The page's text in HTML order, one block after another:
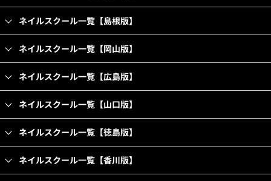
ネイルスクール一覧【島根版】
ネイルスクール一覧【岡山版】
ネイルスクール一覧【広島版】
ネイルスクール一覧【山口版】
ネイルスクール一覧【徳島版】
ネイルスクール一覧【香川版】